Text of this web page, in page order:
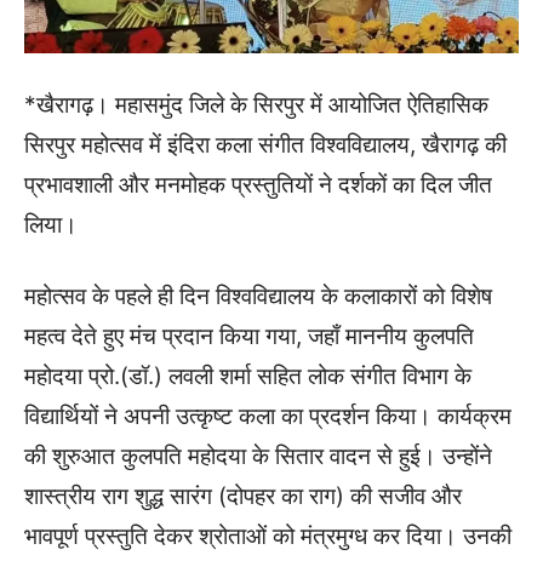
*खैरागढ़। महासमुंद जिले के सिरपुर में आयोजित ऐतिहासिक
सिरपुर महोत्सव में इंदिरा कला संगीत विश्वविद्यालय, खैरागढ़ की
प्रभावशाली और मनमोहक प्रस्तुतियों ने दर्शकों का दिल जीत
लिया।
महोत्सव के पहले ही दिन विश्वविद्यालय के कलाकारों को विशेष
महत्व देते हुए मंच प्रदान किया गया, जहाँ माननीय कुलपति
महोदया प्रो.(डॉ.) लवली शर्मा सहित लोक संगीत विभाग के
विद्यार्थियों ने अपनी उत्कृष्ट कला का प्रदर्शन किया। कार्यक्रम
की शुरुआत कुलपति महोदया के सितार वादन से हुई। उन्होंने
शास्त्रीय राग शुद्ध सारंग (दोपहर का राग) की सजीव और
भावपूर्ण प्रस्तुति देकर श्रोताओं को मंत्रमुग्ध कर दिया। उनकी